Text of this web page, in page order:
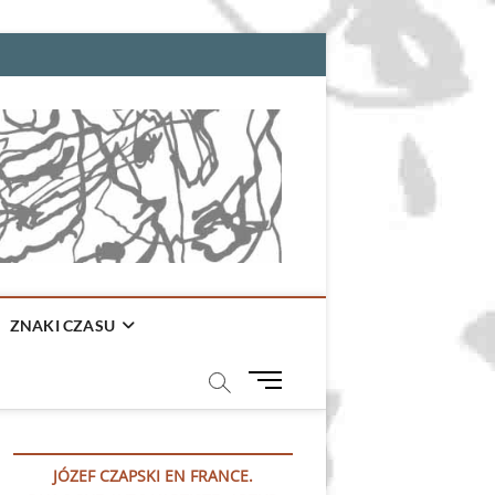
ZNAKI CZASU
M
u
JÓZEF CZAPSKI EN FRANCE.